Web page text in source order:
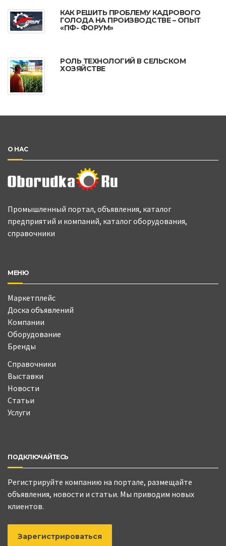
КАК РЕШИТЬ ПРОБЛЕМУ КАДРОВОГО
ГОЛОДА НА ПРОИЗВОДСТВЕ – ОПЫТ
«ПФ- ФОРУМ»
РОЛЬ ТЕХНОЛОГИЙ В СЕЛЬСКОМ
ХОЗЯЙСТВЕ
О НАС
Промышленный портал, объявления, каталог
предприятий и компаний, каталог оборудования,
справочники
МЕНЮ
Маркетплейс
Доска объявлений
Компании
Оборудование
Бренды
Справочники
Выставки
Новости
Статьи
Услуги
ПОДКЛЮЧАЙТЕСЬ
Регистрируйте компанию на портале, размещайте
объявления, новости и статьи. Мы приводим новых
клиентов.
Зарегистрироваться